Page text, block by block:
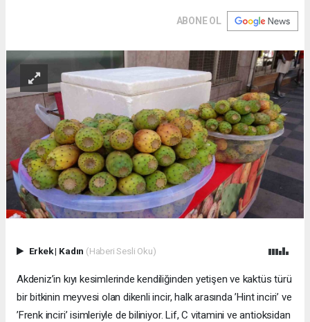
ABONE OL
Erkek| Kadın (Haberi Sesli Oku)
Akdeniz’in kıyı kesimlerinde kendiliğinden yetişen ve kaktüs türü
bir bitkinin meyvesi olan dikenli incir, halk arasında ’Hint inciri’ ve
’Frenk inciri’ isimleriyle de biliniyor. Lif, C vitamini ve antioksidan